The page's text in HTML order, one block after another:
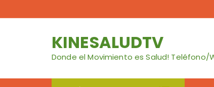
to
KINESALUDTV
Donde el Movimiento es Salud!